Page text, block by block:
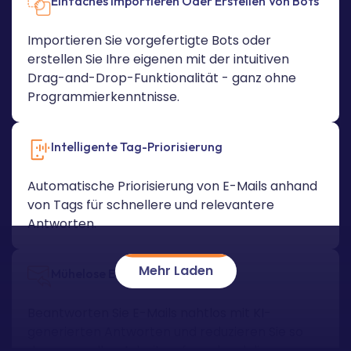
Importieren Sie vorgefertigte Bots oder
erstellen Sie Ihre eigenen mit der intuitiven
Drag-and-Drop-Funktionalität - ganz ohne
Programmierkenntnisse.
Intelligente Tag-Priorisierung
Automatische Priorisierung von E-Mails anhand
von Tags für schnellere und relevantere
Antworten.
Mühelose E-Mail-Antworten
Mehr Laden